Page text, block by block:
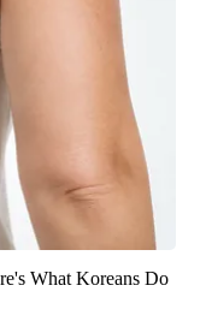
What Koreans Do